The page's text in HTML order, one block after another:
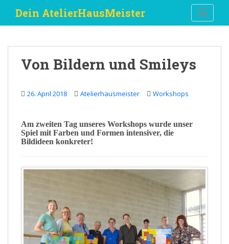
i
Dein AtelierHausMeister
Von Bildern und Smileys
26. April 2018 Atelierhausmeister Workshops
Am zweiten Tag unseres Workshops wurde unser
Spiel mit Farben und Formen intensiver, die
Bildideen konkreter!